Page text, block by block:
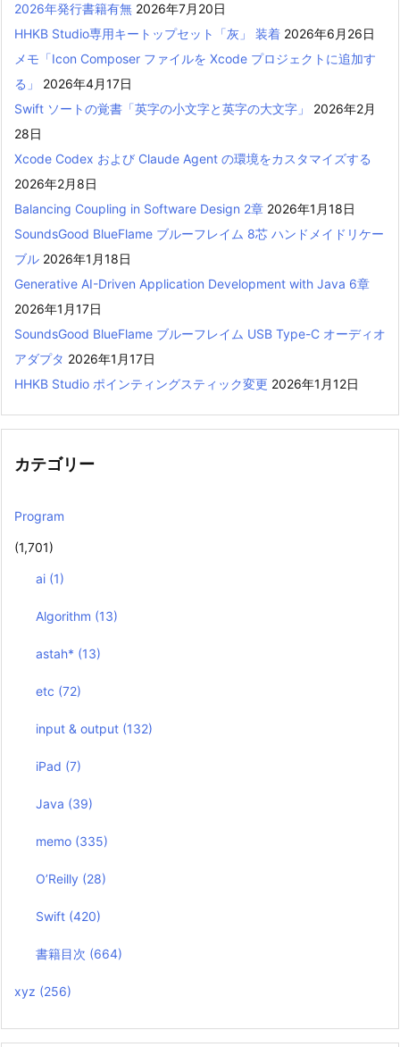
2026年発行書籍有無 2026年7月20日
HHKB Studio専用キートップセット「灰」 装着 2026年6月26日
メモ「Icon Composer ファイルを Xcode プロジェクトに追加す
る」
2026年4月17日
Swift ソートの覚書「英字の小文字と英字の大文字」
2026年2月
28日
Xcode Codex および Claude Agent の環境をカスタマイズする
2026年2月8日
Balancing Coupling in Software Design 2章 2026年1月18日
SoundsGood BlueFlame ブルーフレイム 8芯 ハンドメイドリケー
ブル 2026年1月18日
Generative AI-Driven Application Development with Java 6章
2026年1月17日
SoundsGood BlueFlame ブルーフレイム USB Type-C オーディオ
アダプタ 2026年1月17日
HHKB Studio ポインティングスティック変更 2026年1月12日
カテゴリー
Program
(1,701)
ai (1)
Algorithm (13)
astah* (13)
etc (72)
input & output (132)
iPad (7)
Java (39)
memo (335)
O’Reilly (28)
Swift (420)
書籍目次 (664)
xyz (256)